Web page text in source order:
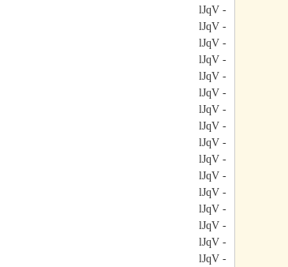
- lJqV
- lJqV
- lJqV
- lJqV
- lJqV
- lJqV
- lJqV
- lJqV
- lJqV
- lJqV
- lJqV
- lJqV
- lJqV
- lJqV
- lJqV
- lJqV